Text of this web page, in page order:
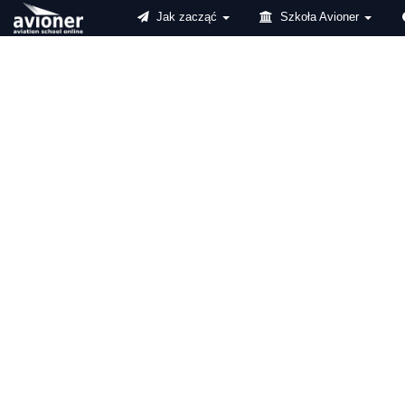
Jak zacząć Szkoła Avioner